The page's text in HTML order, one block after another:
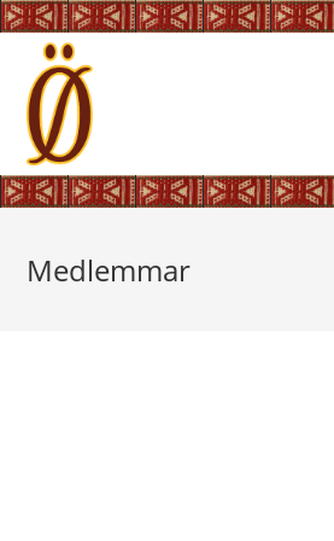
Medlemmar